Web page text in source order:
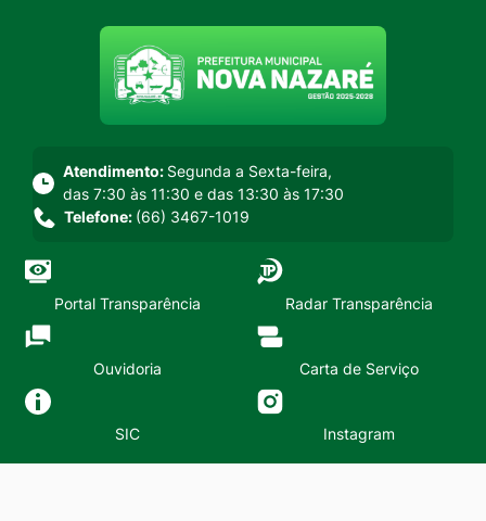
Seção do menu principal
Atendimento: Segunda a Sexta-feira,
das 7:30 às 11:30 e das 13:30 às 17:30
Telefone: (66) 3467-1019
Portal Transparência Radar Transparência
Ouvidoria Carta de Serviço
SIC Instagram